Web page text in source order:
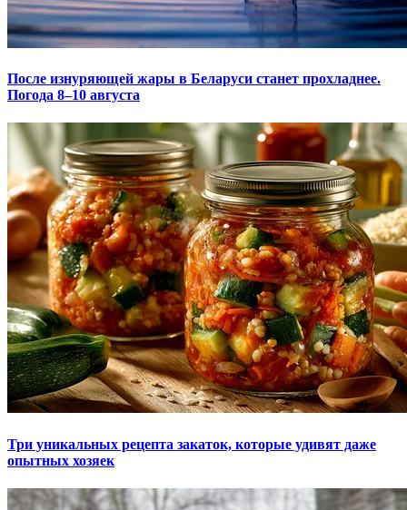
После изнуряющей жары в Беларуси станет прохладнее.
Погода 8–10 августа
Три уникальных рецепта закаток, которые удивят даже
опытных хозяек